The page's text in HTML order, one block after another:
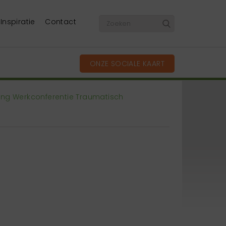
Inspiratie Contact
ONZE SOCIALE KAART
Werkconferentie Traumatisch